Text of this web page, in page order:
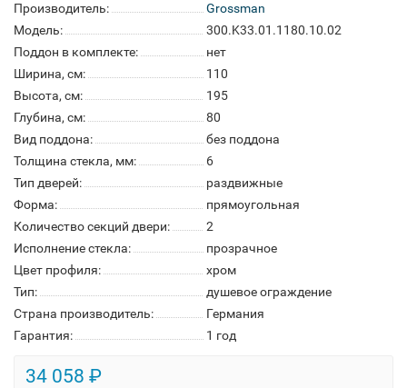
Производитель:
Grossman
Модель:
300.K33.01.1180.10.02
Поддон в комплекте:
нет
Ширина, см:
110
Высота, см:
195
Глубина, см:
80
Вид поддона:
без поддона
Толщина стекла, мм:
6
Тип дверей:
раздвижные
Форма:
прямоугольная
Количество секций двери:
2
Исполнение стекла:
прозрачное
Цвет профиля:
хром
Тип:
душевое ограждение
Страна производитель:
Германия
Гарантия:
1 год
34 058 ₽